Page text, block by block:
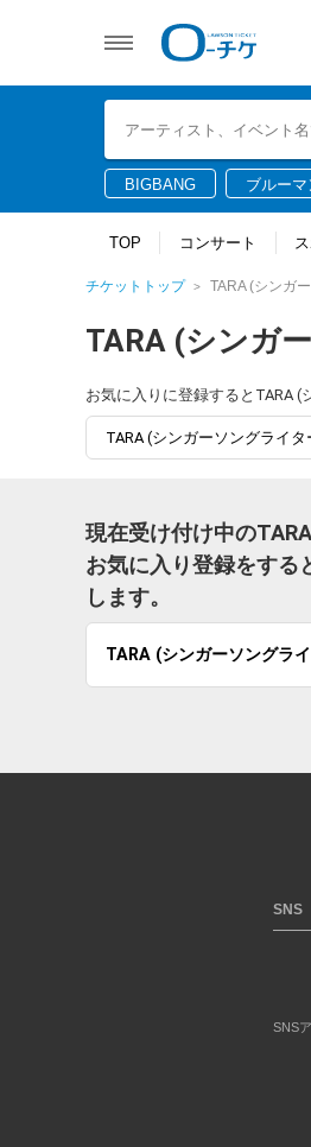
BIGBANG ブルーマ
TOP コンサート
チケットトップ TARA (シンガ
TARA (シンガ
お気に入りに登録するとTARA
TARA (シンガーソングライ
現在受け付け中の
お気に入り登録をする
します。
TARA (シンガーソングラ
SNS
SNS